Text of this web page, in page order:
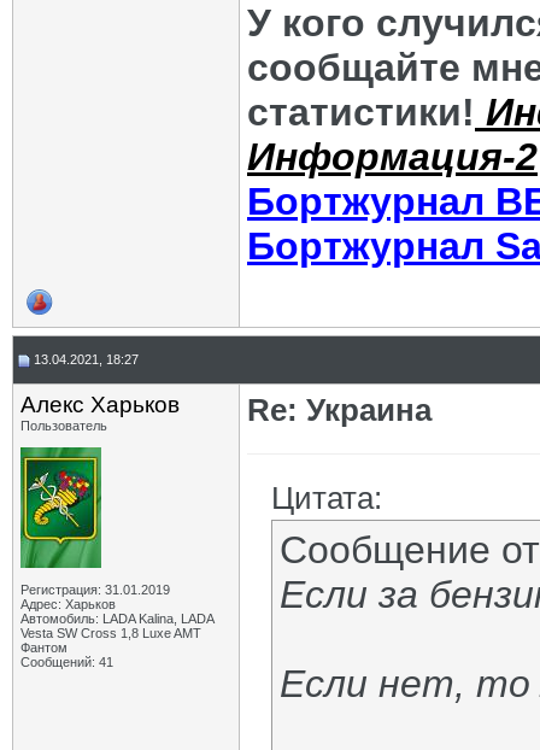
У кого
сообщайте
статистики!
Информация-2
Бортжурнал
Бортжурнал
13.04.2021, 18:27
Алекс Харьков
Пользователь
Регистрация: 31.01.2019
Адрес: Харьков
Автомобиль: LADA Kalina, LADA
Vesta SW Cross 1,8 Luxe AMT
Фантом
Сообщений: 41
Re: Украина
Цитата:
Сообщение
Если за
Если нет, то